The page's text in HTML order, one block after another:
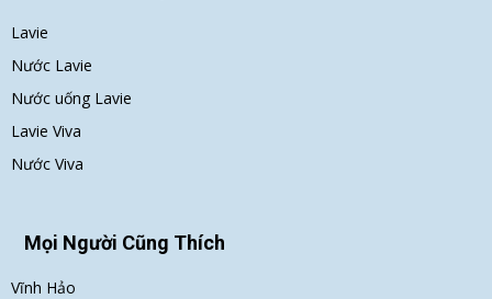
Lavie
Nước Lavie
Nước uống Lavie
Lavie Viva
Nước Viva
Mọi Người Cũng Thích
Vĩnh Hảo